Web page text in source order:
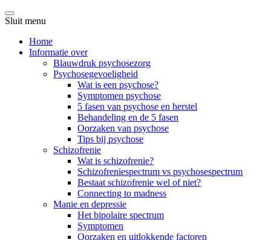
Sluit menu
Home
Informatie over
Blauwdruk psychosezorg
Psychosegevoeligheid
Wat is een psychose?
Symptomen psychose
5 fasen van psychose en herstel
Behandeling en de 5 fasen
Oorzaken van psychose
Tips bij psychose
Schizofrenie
Wat is schizofrenie?
Schizofreniespectrum vs psychosespectrum
Bestaat schizofrenie wel of niet?
Connecting to madness
Manie en depressie
Het bipolaire spectrum
Symptomen
Oorzaken en uitlokkende factoren